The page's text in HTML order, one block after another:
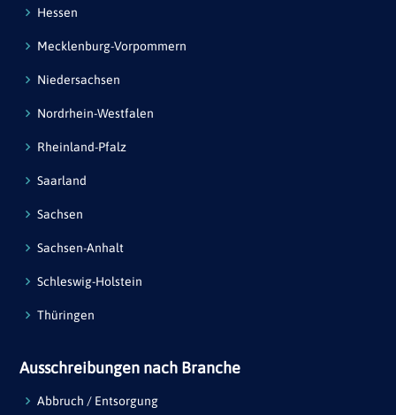
Hessen
Mecklenburg-Vorpommern
Niedersachsen
Nordrhein-Westfalen
Rheinland-Pfalz
Saarland
Sachsen
Sachsen-Anhalt
Schleswig-Holstein
Thüringen
Ausschreibungen nach Branche
Abbruch / Entsorgung